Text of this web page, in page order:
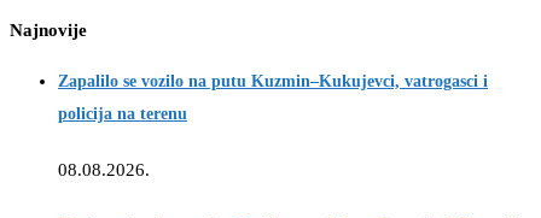
Najnovije
Zapalilo se vozilo na putu Kuzmin–Kukujevci, vatrogasci i
policija na terenu
08.08.2026.